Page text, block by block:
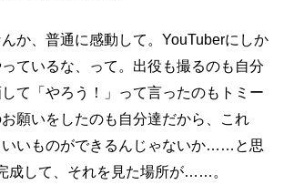
か、普通に感動して。YouTuberにしか
ているな、って。出役も撮るのも自分
て「やろう！」って言ったのもトミー
願いをしたのも自分達だから、これ
いいものができるんじゃないか……と思
成して、それを見た場所が……。